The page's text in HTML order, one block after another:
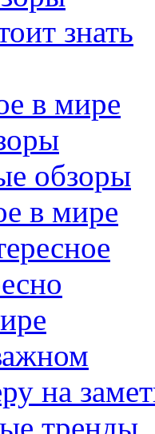
знать
в мире
обзоры
в мире
на
тренды